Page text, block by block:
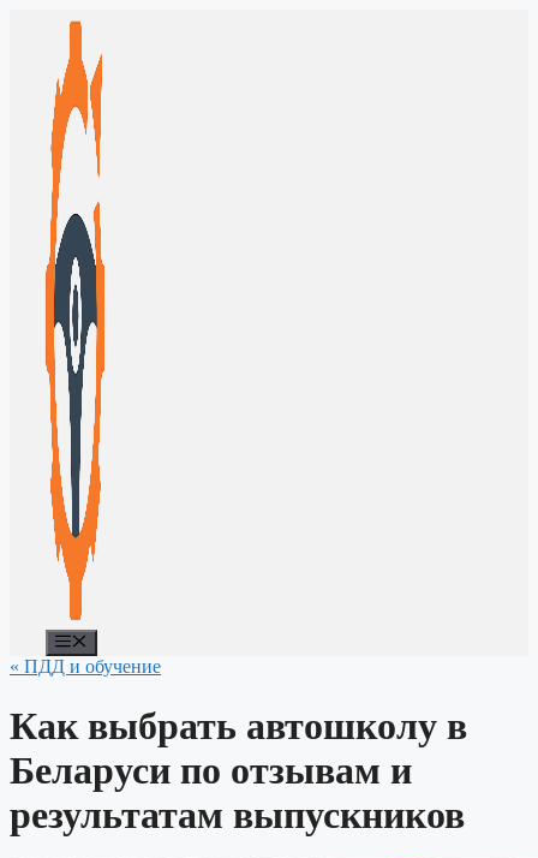
Перейти
содержимому
« ПДД и обучение
Как выбрать автошколу в
Беларуси по отзывам и
результатам выпускников